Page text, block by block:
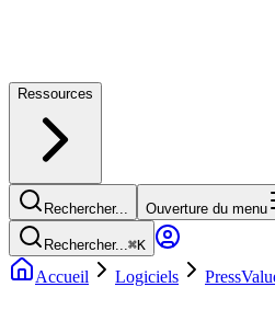
Ressources
Rechercher... Ouverture du menu
Rechercher...⌘K
Accueil Logiciels